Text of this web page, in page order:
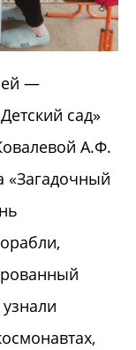
—
сад»
А.Ф.
«Загадочный